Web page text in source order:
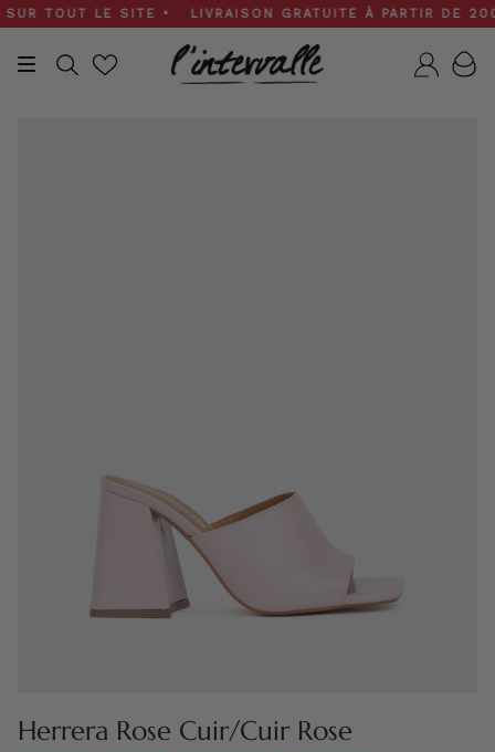
Skip
to
content
LE SITE • LIVRAISON GRATUITE À PARTIR DE
Recherche
Herrera Rose Cuir/Cuir Rose